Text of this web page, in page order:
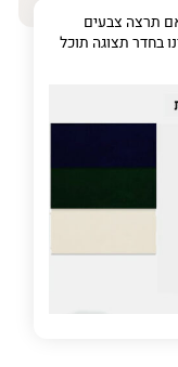
תרצה צבעים
בחדר תצוגה תוכל